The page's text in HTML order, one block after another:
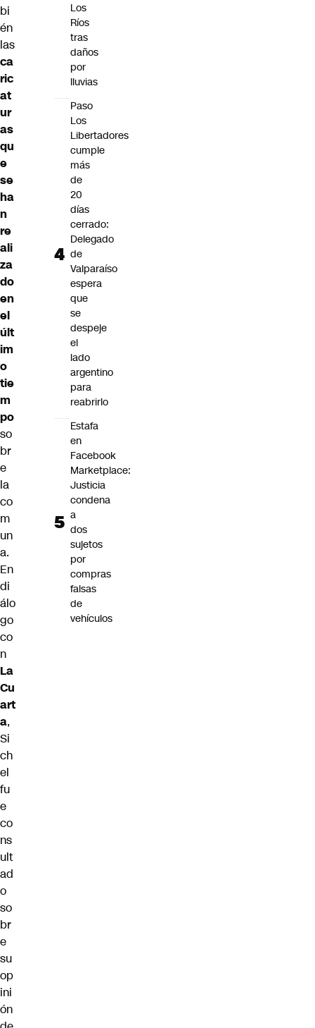
bi
én
las
ca
ric
at
ur
as
qu
e
se
ha
n
re
ali
za
do
en
el
últ
im
o
tie
m
po
so
br
e
la
co
m
un
a.
En
di
álo
go
co
n
La
Cu
art
a,
Si
ch
el
fu
e
co
ns
ult
ad
o
so
br
e
su
op
ini
ón
Los
Ríos
tras
daños
por
lluvias
Paso
Los
Libertadores
cumple
más
de
20
días
cerrado:
Delegado
de
Valparaíso
espera
que
se
despeje
el
lado
argentino
para
reabrirlo
Estafa
en
Facebook
Marketplace:
Justicia
condena
a
dos
sujetos
por
compras
falsas
de
vehículos